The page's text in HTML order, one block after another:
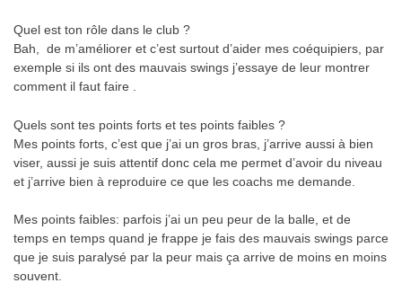
Quel est ton rôle dans le club ?
Bah,
de m’améliorer et c’est surtout d’aider mes coéquipiers, par
exemple si ils ont des mauvais swings j’essaye de leur montrer
comment il faut faire .
Quels sont tes points forts et tes points faibles ?
Mes points forts, c’est que j’ai un gros bras, j’arrive aussi à bien
viser, aussi je suis attentif donc cela me permet d’avoir du niveau
et j’arrive bien à reproduire ce que les coachs me demande.
Mes points faibles: parfois j’ai un peu peur de la balle, et de
temps en temps quand je frappe je fais des mauvais swings parce
que je suis paralysé par la peur mais ça arrive de moins en moins
souvent.